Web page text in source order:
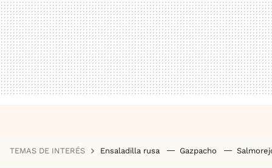
TEMAS DE INTERÉS Ensaladilla rusa Gazpacho